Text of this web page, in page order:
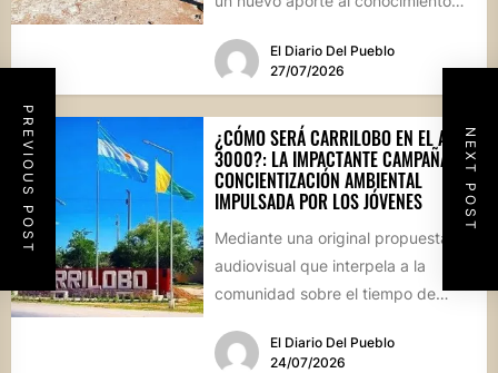
PREVIOUS POST NEXT POST
El Diario Del Pueblo
27/07/2026
¿CÓMO SERÁ CARRILOBO EN EL AÑO
3000?: LA IMPACTANTE CAMPAÑA DE
CONCIENTIZACIÓN AMBIENTAL
IMPULSADA POR LOS JÓVENES
Mediante una original propuesta
audiovisual que interpela a la
comunidad sobre el tiempo de
Consejo...El Diario Del Pueblo
24/07/2026